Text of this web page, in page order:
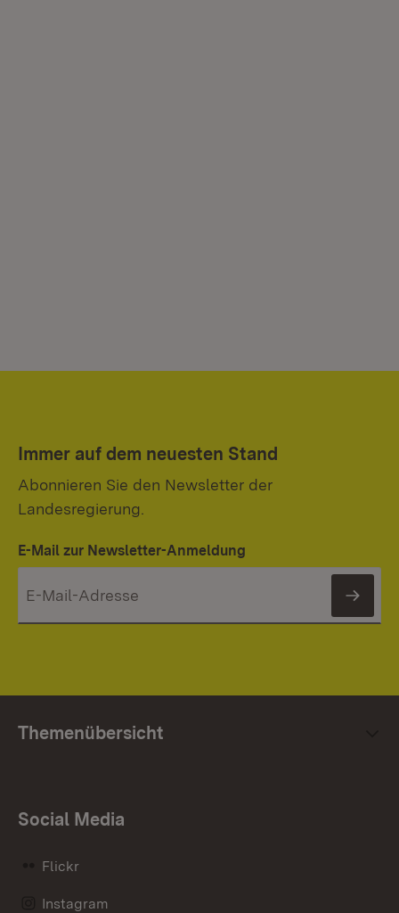
Immer auf dem neuesten Stand
Abonnieren Sie den Newsletter der
Landesregierung.
E-Mail zur Newsletter-Anmeldung
Themenübersicht
Social Media
Flickr
Instagram